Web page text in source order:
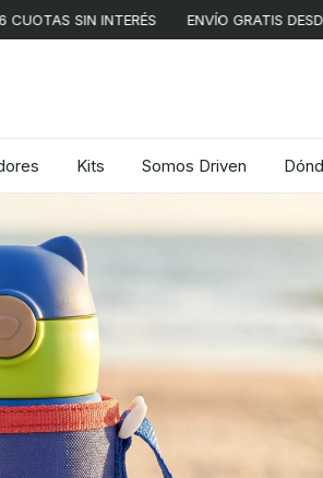
Kits Somos Driven
INTERÉS ENVÍO GRATIS DESDE